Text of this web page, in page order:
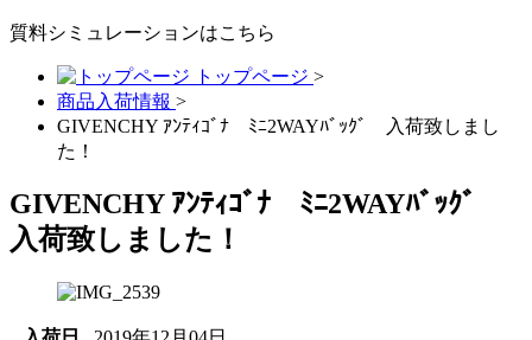
質料シミュレーションはこちら
トップページ >
商品入荷情報 >
GIVENCHY ｱﾝﾃｨｺﾞﾅ ﾐﾆ2WAYﾊﾞｯｸﾞ 入荷致しまし
た！
GIVENCHY ｱﾝﾃｨｺﾞﾅ ﾐﾆ2WAYﾊﾞｯｸﾞ
入荷致しました！